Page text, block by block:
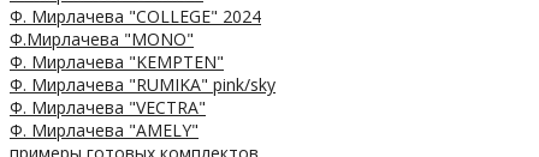
Ф. Мирлачева "COLLEGE" 2024
Ф.Мирлачева "MONO"
Ф. Мирлачева "KEMPTEN"
Ф. Мирлачева "RUMIKA" pink/sky
Ф. Мирлачева "VECTRA"
Ф. Мирлачева "AMELY"